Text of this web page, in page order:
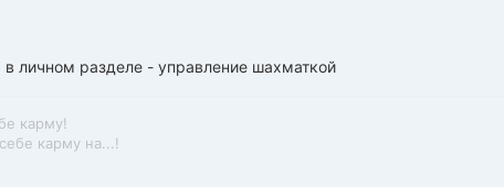
личном разделе - управление шахматкой
карму!
карму на...!